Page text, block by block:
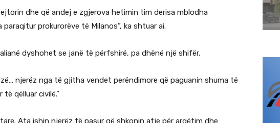
dhe që andej e zgjerova hetimin tim derisa mblodha
prokurorëve të Milanos”, ka shtuar ai.
dyshohet se janë të përfshirë, pa dhënë një shifër.
njerëz nga të gjitha vendet perëndimore që paguanin shuma të
qëlluar civilë.”
Ata ishin njerëz të pasur që shkonin atje për argëtim dhe